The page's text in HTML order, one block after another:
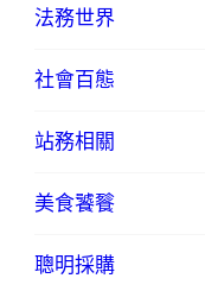
法務世界
社會百態
站務相關
美食饕餮
聰明採購